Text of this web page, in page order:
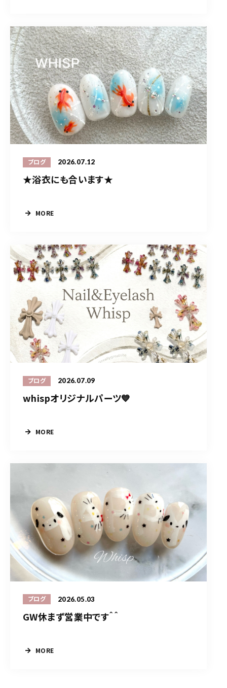
ブログ 2026.07.12
★浴衣にも合います★
MORE
ブログ 2026.07.09
whispオリジナルパーツ💙
MORE
ブログ 2026.05.03
GW休まず営業中です＾＾
MORE